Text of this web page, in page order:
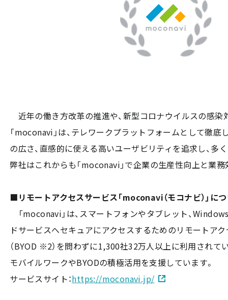
近年の働き方改革の推進や、新型コロナウイルスの感
「moconavi」は、テレワークプラットフォームとして徹
の広さ、直感的に使える高いユーザビリティを追求し、多
弊社はこれからも「moconavi」で企業の生産性向上と業
■リモートアクセスサービス「moconavi（モコナビ）」に
「moconavi」は、スマートフォンやタブレット、
ドサービスへセキュアにアクセスするためのリモートア
（BYOD ※2）を問わずに1,300社32万人以上に利用されて
モバイルワークやBYODの積極活用を支援しています。
サービスサイト：https://moconavi.jp/